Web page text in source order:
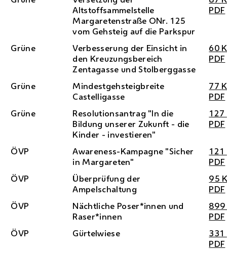
Altstoffsammelstelle
Margaretenstraße ONr. 125
vom Gehsteig auf die Parkspur
PDF
Grüne
Verbesserung der Einsicht in
den Kreuzungsbereich
Zentagasse und Stolberggasse
60
PDF
Grüne
Mindestgehsteigbreite
Castelligasse
77
PDF
Grüne
Resolutionsantrag "In die
Bildung unserer Zukunft - die
Kinder - investieren"
127
PDF
ÖVP
Awareness-Kampagne "Sicher
in Margareten"
121
PDF
ÖVP
Überprüfung der
Ampelschaltung
95
PDF
ÖVP
Nächtliche Poser*innen und
Raser*innen
PDF
ÖVP
Gürtelwiese 331
PDF